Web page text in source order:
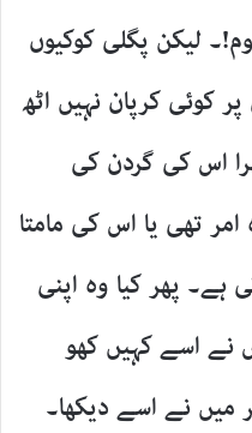
لیکن پگلی کوکیوں
کوئی کرپان نہیں اٹھ
اس کی گردن کی
تھی یا اس کی مامتا
ہے۔ پھر کیا وہ اپنی
نے اسے کہیں کھو
میں نے اسے دیکھا۔